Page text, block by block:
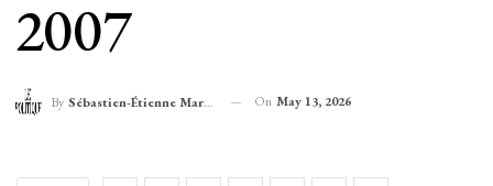
2007
By Sébastien-Étienne Marechal On May 13, 2026